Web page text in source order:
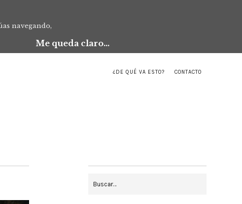
navegando,
Me queda claro...
¿DE QUÉ VA ESTO? CONTACTO